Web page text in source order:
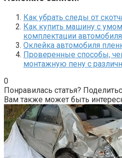
Как убрать следы от
Как купить машину с
комплектации
Оклейка автомобиля
Проверенные способы,
монтажную пену с
0
Понравилась статья?
Вам также может быть